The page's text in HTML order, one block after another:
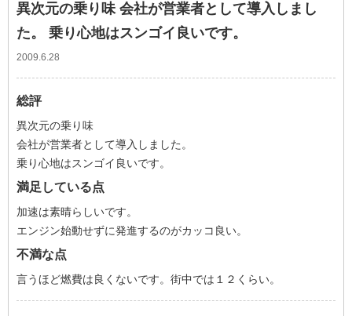
異次元の乗り味 会社が営業者として導入しまし
た。 乗り心地はスンゴイ良いです。
2009.6.28
総評
異次元の乗り味
会社が営業者として導入しました。
乗り心地はスンゴイ良いです。
満足している点
加速は素晴らしいです。
エンジン始動せずに発進するのがカッコ良い。
不満な点
言うほど燃費は良くないです。街中では１２くらい。